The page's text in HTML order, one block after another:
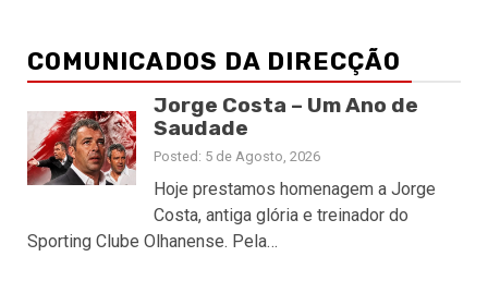
COMUNICADOS DA DIRECÇÃO
Jorge Costa – Um Ano de
Saudade
Posted: 5 de Agosto, 2026
Hoje prestamos homenagem a Jorge
Costa, antiga glória e treinador do
Sporting Clube Olhanense. Pela…